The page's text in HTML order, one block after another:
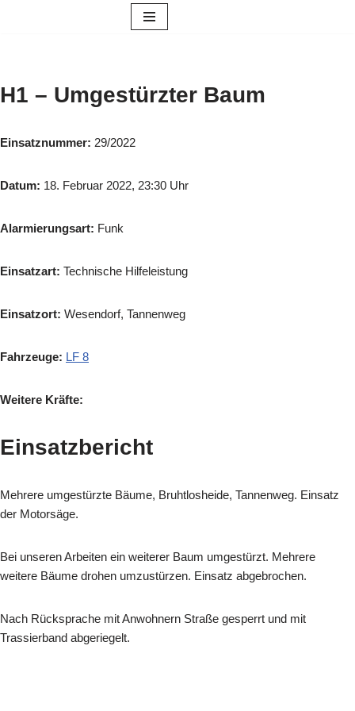
H1 – Umgestürzter Baum
Einsatznummer: 29/2022
Datum: 18. Februar 2022, 23:30 Uhr
Alarmierungsart: Funk
Einsatzart: Technische Hilfeleistung
Einsatzort: Wesendorf, Tannenweg
Fahrzeuge: LF 8
Weitere Kräfte:
Einsatzbericht
Mehrere umgestürzte Bäume, Bruhtlosheide, Tannenweg. Einsatz
der Motorsäge.
Bei unseren Arbeiten ein weiterer Baum umgestürzt. Mehrere
weitere Bäume drohen umzustürzen. Einsatz abgebrochen.
Nach Rücksprache mit Anwohnern Straße gesperrt und mit
Trassierband abgeriegelt.